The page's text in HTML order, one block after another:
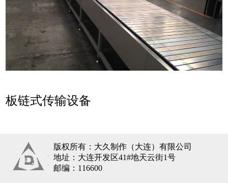
板链式传输设备
版权所有：大久制作（大连）有限公司
地址：大连开发区41#地天云街1号
邮编：116600